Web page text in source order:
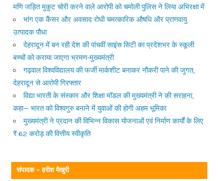
मणि जड़ित मुकुट चोरी करने वाले आरोपी को चमोली पुलिस ने लिया अभिरक्षा में
भांग एक कैंसर और अवसाद रोधी चमत्कारिक औषधि और प्राणवायु
उत्पादक पौधा
देहरादून में बन रही देश की पांचवीं साइंस सिटी का प्रदेशभर के स्कूली
बच्चों को कराया जाएगा भ्रमण-मुख्यमंत्री
गढ़वाल विश्वविद्यालय की फर्जी मार्कशीट बनाकर नौकरी पाने की जुगत,
देहरादून से आरोपी गिरफ्तार
विद्या भारती के संस्कार और शिक्षा मॉडल की मुख्यमंत्री ने की सराहना,
कहा— भारत को विश्वगुरु बनाने में युवाओं की होगी अहम भूमिका
मुख्यमंत्री ने प्रदान की विभिन्न विकास योजनाओं एवं निर्माण कार्यों के लिए
₹ 62 करोड़ की वित्तीय स्वीकृति
संपादक – हरीश मैखुरी